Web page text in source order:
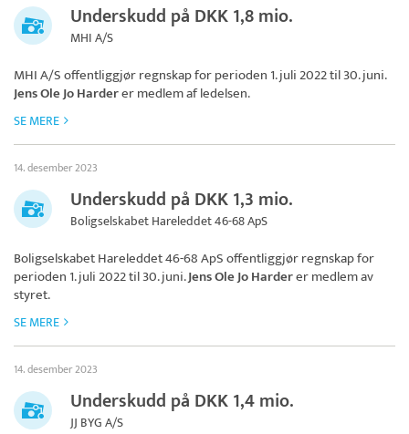
Underskudd på DKK 1,8 mio.
MHI A/S
MHI A/Soffentliggjør regnskap for perioden 1. juli 2022 til 30. juni.
Jens Ole Jo Harderer medlem af ledelsen.
SE MERE
14. desember 2023
Underskudd på DKK 1,3 mio.
Boligselskabet Hareleddet 46-68 ApS
Boligselskabet Hareleddet 46-68 ApSoffentliggjør regnskap for
perioden 1. juli 2022 til 30. juni.Jens Ole Jo Harderer medlem av
styret.
SE MERE
14. desember 2023
Underskudd på DKK 1,4 mio.
JJ BYG A/S